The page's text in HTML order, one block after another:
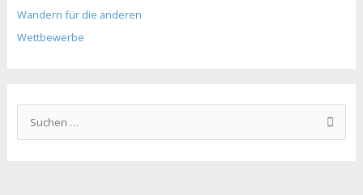
Wandern für die anderen
Wettbewerbe
u